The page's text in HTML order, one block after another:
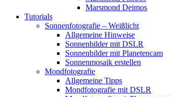
Marsmond Deimos
Tutorials
Sonnenfotografie – Weißlicht
Allgemeine Hinweise
Sonnenbilder mit DSLR
Sonnenbilder mit Planetencam
Sonnenmosaik erstellen
Mondfotografie
Allgemeine Tipps
Mondfotografie mit DSLR